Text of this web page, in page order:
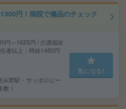
円！病院で備品のチェック
円～1625円 / 介護福祉
者以上：時給1450円
み野駅・サッポロビー
！
気になる!